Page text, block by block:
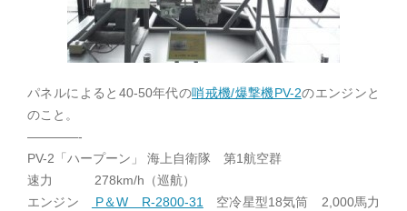
パネルによると40-50年代の哨戒機/爆撃機PV-2のエンジンと
のこと。
————-
PV-2「ハープーン」 海上自衛隊 第1航空群
速力 278km/h（巡航）
エンジン
P＆W R-2800-31
空冷星型18気筒 2,000馬力